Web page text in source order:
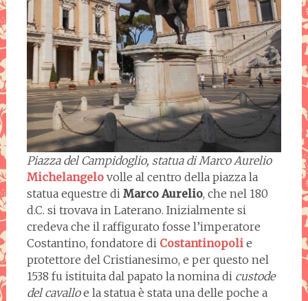
Piazza del Campidoglio, statua di Marco Aurelio
Michelangelovolle al centro della piazza la
statua equestre di Marco Aurelio, che nel 180
d.C. si trovava in Laterano. Inizialmente si
credeva che il raffigurato fosse l’imperatore
Costantino, fondatore di Costantinopolie
protettore del Cristianesimo, e per questo nel
1538 fu istituita dal papato la nomina di custode
del cavalloe la statua è stata una delle poche a